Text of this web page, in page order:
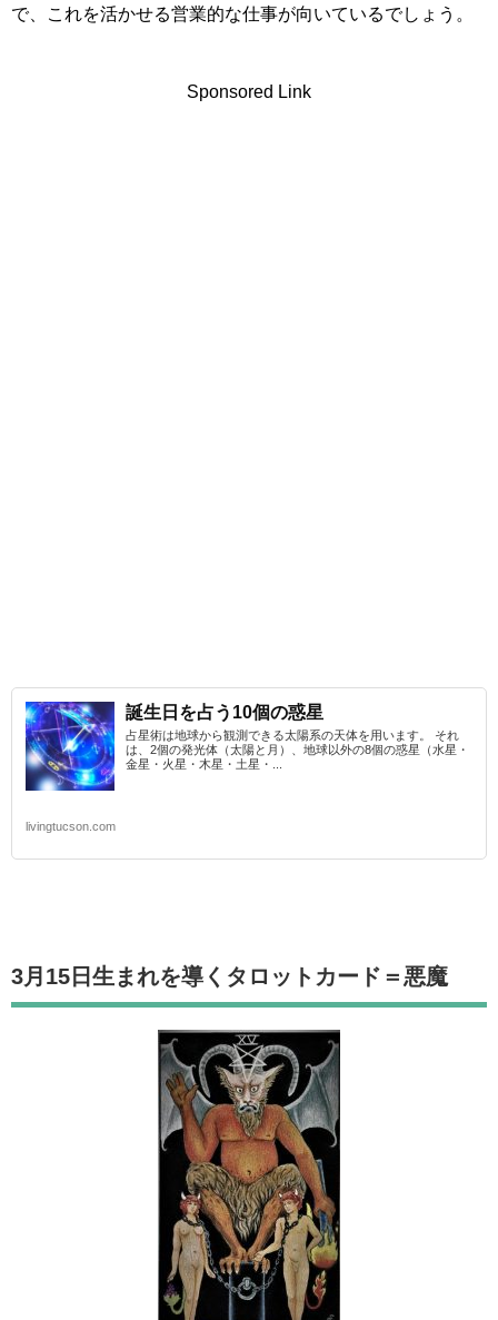
で、これを活かせる営業的な仕事が向いているでしょう。
Sponsored Link
誕生日を占う10個の惑星
占星術は地球から観測できる太陽系の天体を用います。 それ
は、2個の発光体（太陽と月）、地球以外の8個の惑星（水星・
金星・火星・木星・土星・...
livingtucson.com
3月15日生まれを導くタロットカード ＝悪魔